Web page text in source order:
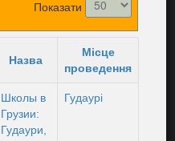
Показати
Назва
Місце
проведення
Школы в
Грузии:
Гудаури,
Гудаурі